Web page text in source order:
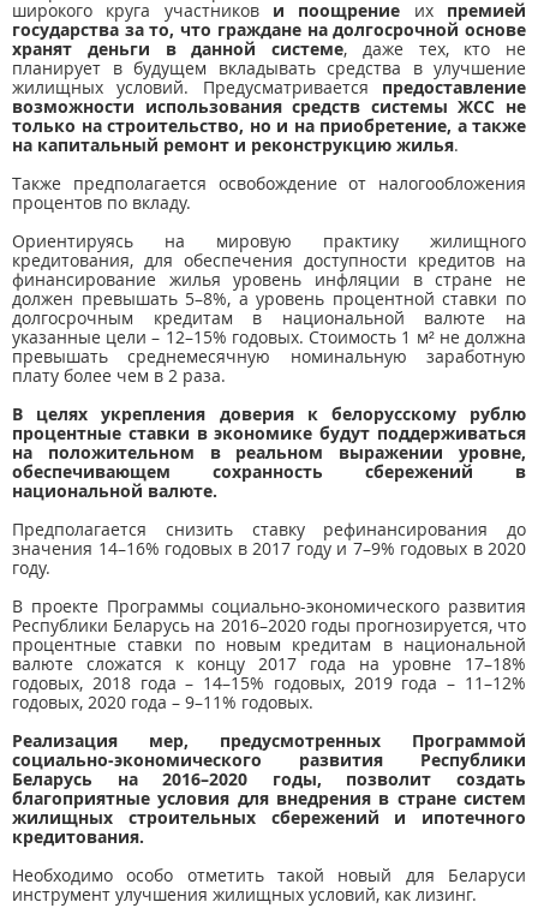
широкого круга участников и поощрение их премией
государства за то, что граждане на долгосрочной основе
хранят деньги в данной системе, даже тех, кто не
планирует в будущем вкладывать средства в улучшение
жилищных условий. Предусматривается предоставление
возможности использования средств системы ЖСС не
только на строительство, но и на приобретение, а также
на капитальный ремонт и реконструкцию жилья.
Также предполагается освобождение от налогообложения
процентов по вкладу.
Ориентируясь на мировую практику жилищного
кредитования, для обеспечения доступности кредитов на
финансирование жилья уровень инфляции в стране не
должен превышать 5–8%, а уровень процентной ставки по
долгосрочным кредитам в национальной валюте на
указанные цели – 12–15% годовых. Стоимость 1 м² не должна
превышать среднемесячную номинальную заработную
плату более чем в 2 раза.
В целях укрепления доверия к белорусскому рублю
процентные ставки в экономике будут поддерживаться
на положительном в реальном выражении уровне,
обеспечивающем сохранность сбережений в
национальной валюте.
Предполагается снизить ставку рефинансирования до
значения 14–16% годовых в 2017 году и 7–9% годовых в 2020
году.
В проекте Программы социально-экономического развития
Республики Беларусь на 2016–2020 годы прогнозируется, что
процентные ставки по новым кредитам в национальной
валюте сложатся к концу 2017 года на уровне 17–18%
годовых, 2018 года – 14–15% годовых, 2019 года – 11–12%
годовых, 2020 года – 9–11% годовых.
Реализация мер, предусмотренных Программой
социально-экономического развития Республики
Беларусь на 2016–2020 годы, позволит создать
благоприятные условия для внедрения в стране систем
жилищных строительных сбережений и ипотечного
кредитования.
Необходимо особо отметить такой новый для Беларуси
инструмент улучшения жилищных условий, как лизинг.